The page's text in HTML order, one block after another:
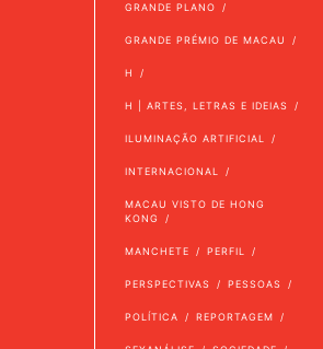
GRANDE PLANO
GRANDE PRÉMIO DE MACAU
H
H | ARTES, LETRAS E IDEIAS
ILUMINAÇÃO ARTIFICIAL
INTERNACIONAL
MACAU VISTO DE HONG
KONG
MANCHETE PERFIL
PERSPECTIVAS PESSOAS
POLÍTICA REPORTAGEM